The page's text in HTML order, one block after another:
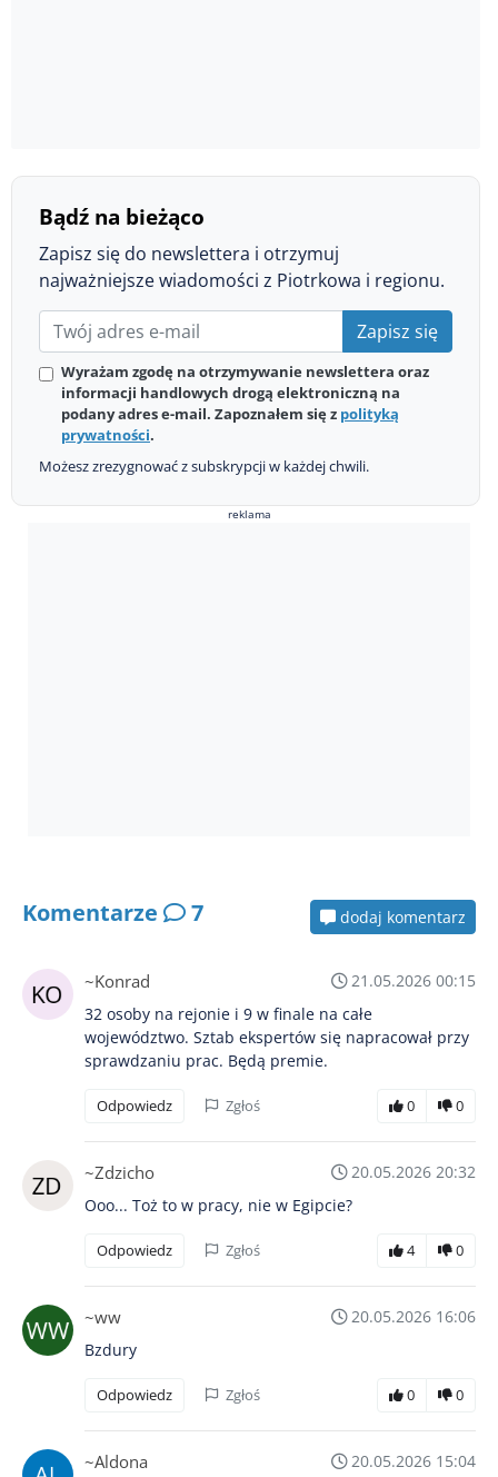
Bądź na bieżąco
Zapisz się do newslettera i otrzymuj
najważniejsze wiadomości z Piotrkowa i regionu.
Zapisz się
Wyrażam zgodę na otrzymywanie newslettera oraz
informacji handlowych drogą elektroniczną na
podany adres e-mail. Zapoznałem się z polityką
prywatności.
Możesz zrezygnować z subskrypcji w każdej chwili.
reklama
Komentarze 7 dodaj komentarz
~Konrad
21.05.2026 00:15
32 osoby na rejonie i 9 w finale na całe
województwo. Sztab ekspertów się napracował przy
sprawdzaniu prac. Będą premie.
Odpowiedz Zgłoś 0 0
~Zdzicho
20.05.2026 20:32
Ooo... Toż to w pracy, nie w Egipcie?
Odpowiedz Zgłoś 4 0
~ww
20.05.2026 16:06
Bzdury
Odpowiedz Zgłoś 0 0
~Aldona
20.05.2026 15:04